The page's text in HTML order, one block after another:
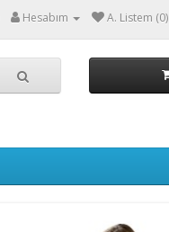
Hesabım A. Listem (0)